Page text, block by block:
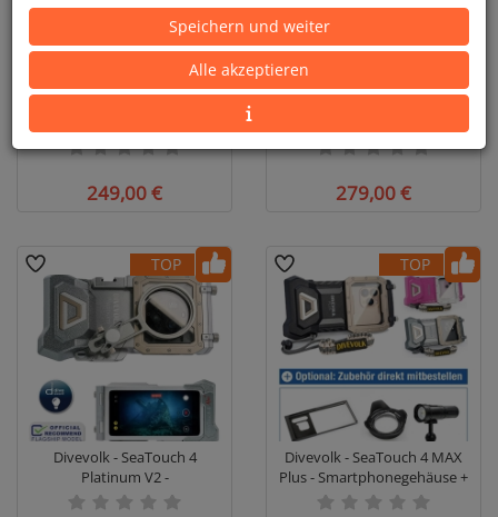
249,00 € 279,00 €
TOP
Divevolk - SeaTouch 4
Platinum V2 -
Smartphonegehäuse
TOP
Divevolk - SeaTouch 4 MAX
Plus - Smartphonegehäuse +
optional Adapter/Zubehör
Speichern und weiter
Alle akzeptieren